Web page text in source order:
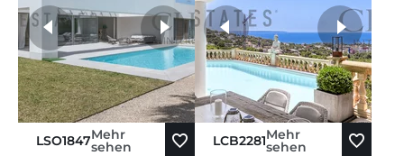
LSO1847Mehr
sehen
weitere Fotos
LCB2281Mehr
sehen